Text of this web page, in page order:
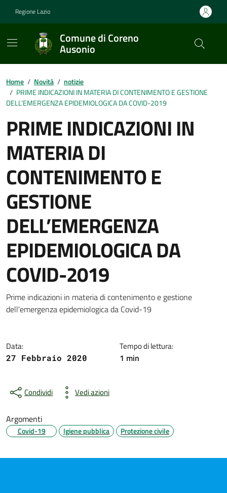
Regione Lazio
Comune di Coreno
Ausonio
Contenuti in evidenza
Home / Novità / notizie
/ PRIME INDICAZIONI IN MATERIA DI CONTENIMENTO E GESTIONE
DELL’EMERGENZA EPIDEMIOLOGICA DA COVID-2019
PRIME INDICAZIONI IN
MATERIA DI
CONTENIMENTO E
GESTIONE
DELL’EMERGENZA
EPIDEMIOLOGICA DA
COVID-2019
Dettagli della notizia
Prime indicazioni in materia di contenimento e gestione
dell'emergenza epidemiologica da Covid-19
Data:
27 Febbraio 2020
Tempo di lettura:
1 min
Condividi Vedi azioni
Argomenti
Covid-19 Igiene pubblica Protezione civile